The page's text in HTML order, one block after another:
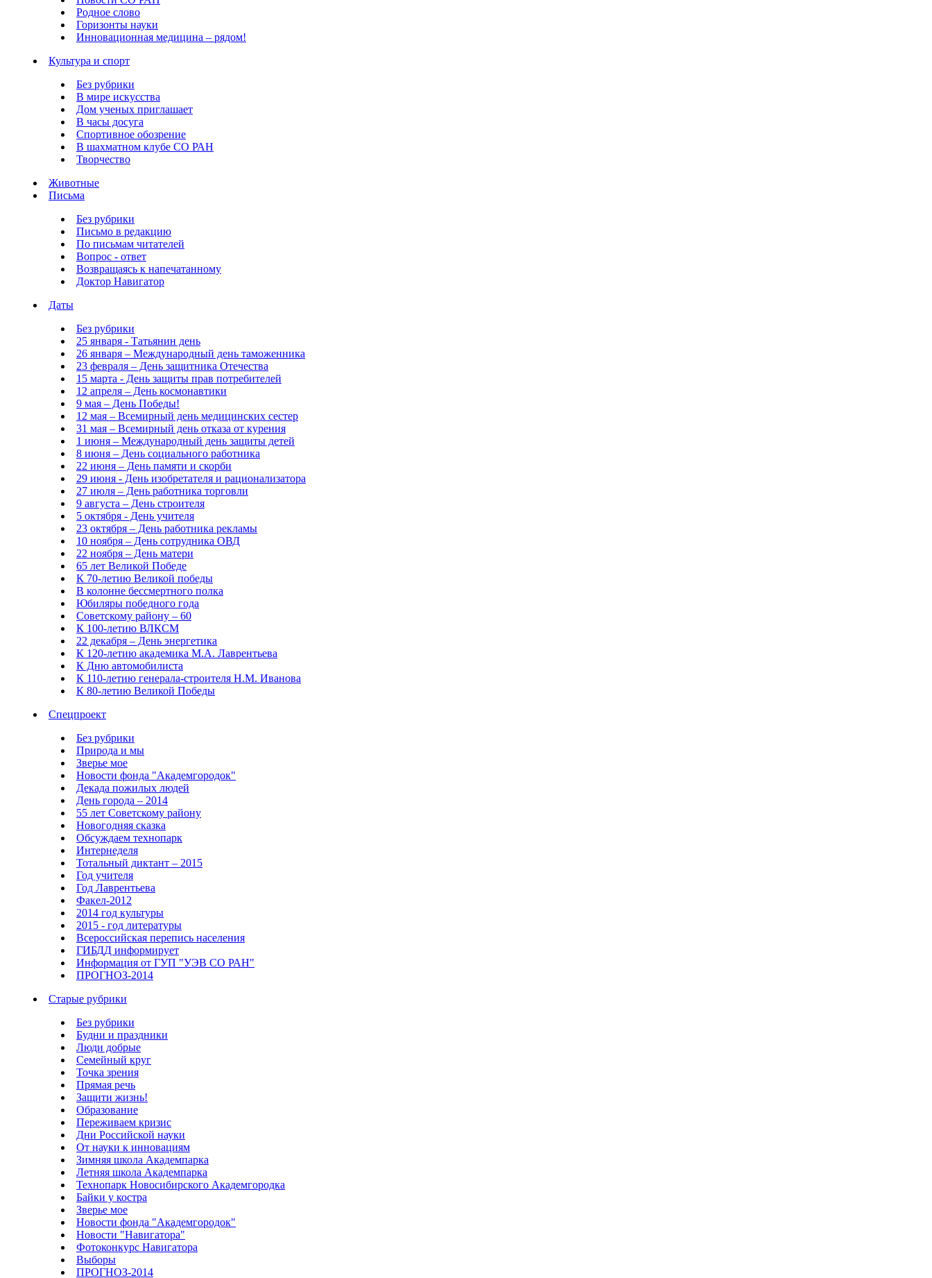
Родное слово
Горизонты науки
Инновационная медицина – рядом!
Культура и спорт
Без рубрики
В мире искусства
Дом ученых приглашает
В часы досуга
Спортивное обозрение
В шахматном клубе СО РАН
Творчество
Животные
Письма
Без рубрики
Письмо в редакцию
По письмам читателей
Вопрос - ответ
Возвращаясь к напечатанному
Доктор Навигатор
Даты
Без рубрики
25 января - Татьянин день
26 января – Международный день таможенника
23 февраля – День защитника Отечества
15 марта - День защиты прав потребителей
12 апреля – День космонавтики
9 мая – День Победы!
12 мая – Всемирный день медицинских сестер
31 мая – Всемирный день отказа от курения
1 июня – Международный день защиты детей
8 июня – День социального работника
22 июня – День памяти и скорби
29 июня - День изобретателя и рационализатора
27 июля – День работника торговли
9 августа – День строителя
5 октября - День учителя
23 октября – День работника рекламы
10 ноября – День сотрудника ОВД
22 ноября – День матери
65 лет Великой Победе
К 70-летию Великой победы
В колонне бессмертного полка
Юбиляры победного года
Советскому району – 60
К 100-летию ВЛКСМ
22 декабря – День энергетика
К 120-летию академика М.А. Лаврентьева
К Дню автомобилиста
К 110-летию генерала-строителя Н.М. Иванова
К 80-летию Великой Победы
Спецпроект
Без рубрики
Природа и мы
Зверье мое
Новости фонда "Академгородок"
Декада пожилых людей
День города – 2014
55 лет Советскому району
Новогодняя сказка
Обсуждаем технопарк
Интернеделя
Тотальный диктант – 2015
Год учителя
Год Лаврентьева
Факел-2012
2014 год культуры
2015 - год литературы
Всероссийская перепись населения
ГИБДД информирует
Информация от ГУП "УЭВ СО РАН"
ПРОГНОЗ-2014
Старые рубрики
Без рубрики
Будни и праздники
Люди добрые
Семейный круг
Точка зрения
Прямая речь
Защити жизнь!
Образование
Переживаем кризис
Дни Российской науки
От науки к инновациям
Зимняя школа Академпарка
Летняя школа Академпарка
Технопарк Новосибирского Академгородка
Байки у костра
Зверье мое
Новости фонда "Академгородок"
Новости "Навигатора"
Фотоконкурс Навигатора
Выборы
ПРОГНОЗ-2014